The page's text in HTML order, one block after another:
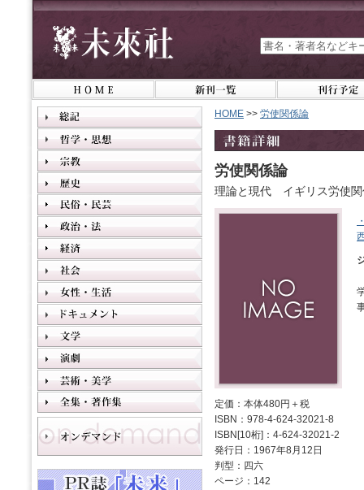
HOME >> 労使関係論
労使関係論
理論と現代 イギリス労使関
定価：本体480円＋税
ISBN：978-4-624-32021-8
ISBN[10桁]：4-624-32021-2
発行日：1967年8月12日
判型：四六
ページ：142